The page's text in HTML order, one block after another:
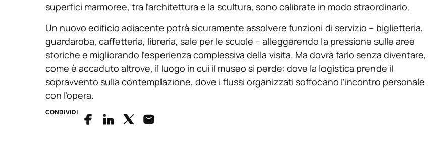
superfici marmoree, tra l’architettura e la scultura, sono calibrate in modo straordinario.
Un nuovo edificio adiacente potrà sicuramente assolvere funzioni di servizio – biglietteria,
guardaroba, caffetteria, libreria, sale per le scuole – alleggerendo la pressione sulle aree
storiche e migliorando l’esperienza complessiva della visita. Ma dovrà farlo senza diventare,
come è accaduto altrove, il luogo in cui il museo si perde: dove la logistica prende il
sopravvento sulla contemplazione, dove i flussi organizzati soffocano l’incontro personale
con l’opera.
CONDIVIDI